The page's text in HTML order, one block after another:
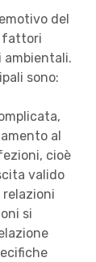
del
fattori
sono:
al
cioè
valido
si